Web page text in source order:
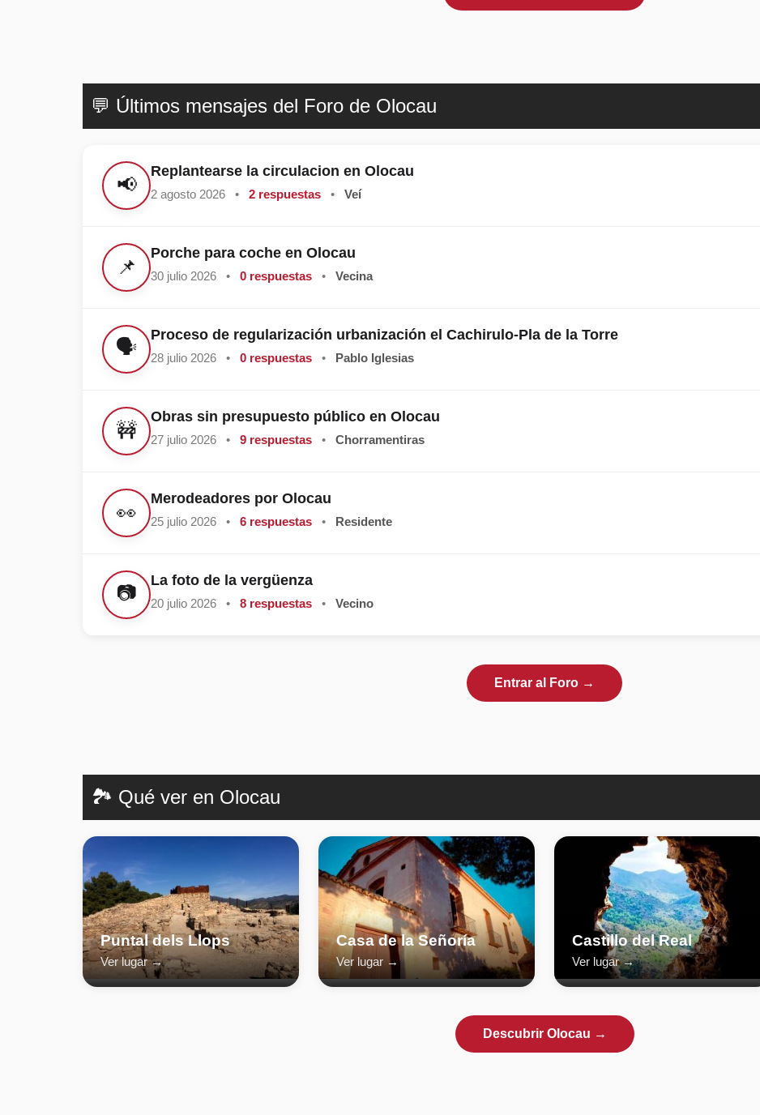
💬 Últimos mensajes del Foro de Olocau
📢
Replantearse la circulacion en Olocau
2 agosto 2026 • 2 respuestas • Veí
📌
Porche para coche en Olocau
30 julio 2026 • 0 respuestas • Vecina
🗣️
Proceso de regularización urbanización el Cachirulo-Pla de la Torre
28 julio 2026 • 0 respuestas • Pablo Iglesias
🚧
Obras sin presupuesto público en Olocau
27 julio 2026 • 9 respuestas • Chorramentiras
👀
Merodeadores por Olocau
25 julio 2026 • 6 respuestas • Residente
📷
La foto de la vergüenza
20 julio 2026 • 8 respuestas • Vecino
Entrar al Foro →
🏞️ Qué ver en Olocau
Puntal dels Llops
Ver lugar →
Casa de la Señoría
Ver lugar →
Castillo del Real
Ver lugar →
Descubrir Olocau →